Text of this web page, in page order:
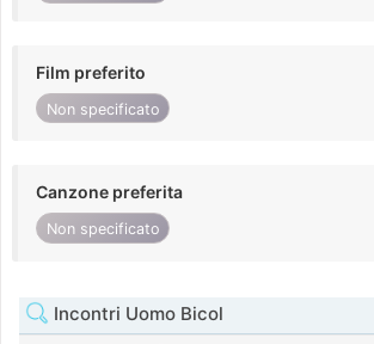
Film preferito
Non specificato
Canzone preferita
Non specificato
Incontri Uomo Bicol